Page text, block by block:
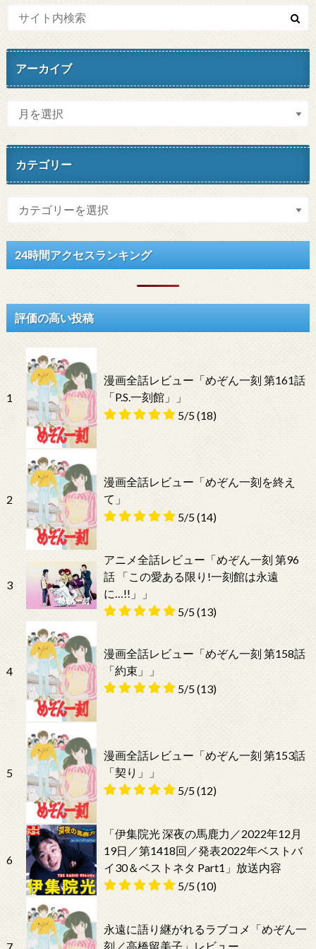
アーカイブ
カテゴリー
24時間アクセスランキング
評価の高い投稿
1
漫画全話レビュー「めぞん一刻 第161話
「P.S.一刻館」」
5/5(18)
2
漫画全話レビュー「めぞん一刻を終え
て」
5/5(14)
3
アニメ全話レビュー「めぞん一刻 第96
話 「この愛ある限り!一刻館は永遠
に…!!」」
5/5(13)
4
漫画全話レビュー「めぞん一刻 第158話
「約束」」
5/5(13)
5
漫画全話レビュー「めぞん一刻 第153話
「契り」」
5/5(12)
6
「伊集院光 深夜の馬鹿力／2022年12月
19日／第1418回／発表2022年ベストバ
イ30＆ベストネタ Part1」放送内容
5/5(10)
永遠に語り継がれるラブコメ「めぞん一
刻／高橋留美子」レビュー